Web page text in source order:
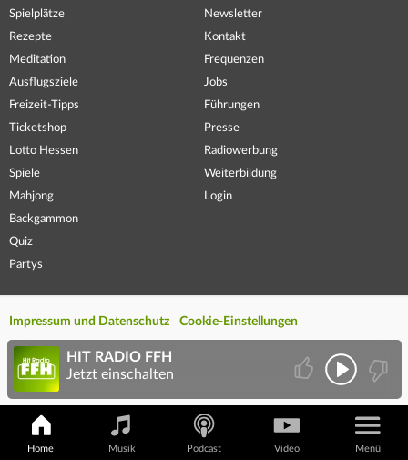
Spielplätze
Rezepte
Meditation
Ausflugsziele
Freizeit-Tipps
Ticketshop
Lotto Hessen
Spiele
Mahjong
Backgammon
Quiz
Partys
Newsletter
Kontakt
Frequenzen
Jobs
Führungen
Presse
Radiowerbung
Weiterbildung
Login
Impressum und Datenschutz Cookie-Einstellungen
Home Musik Podcast Video Menü
HIT RADIO FFH
Jetzt einschalten